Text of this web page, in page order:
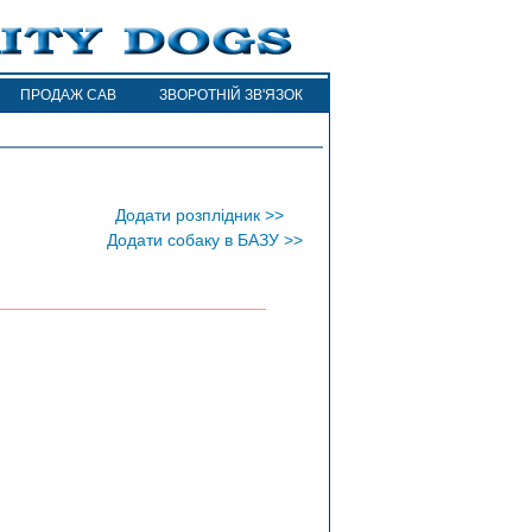
ПРОДАЖ САВ ЗВОРОТНІЙ ЗВ'ЯЗОК
Додати розплідник >>
Додати собаку в БАЗУ >>